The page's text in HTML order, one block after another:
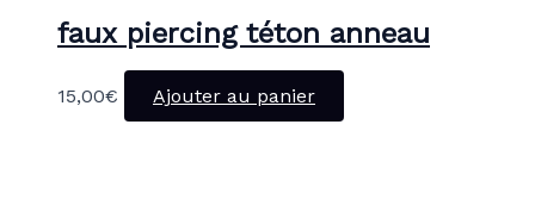
faux piercing téton anneau
15,00€ Ajouter au panier